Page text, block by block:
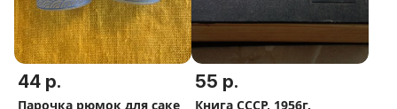
44 р.
Парочка рюмок для саке
55 р.
Книга СССР, 1956г.